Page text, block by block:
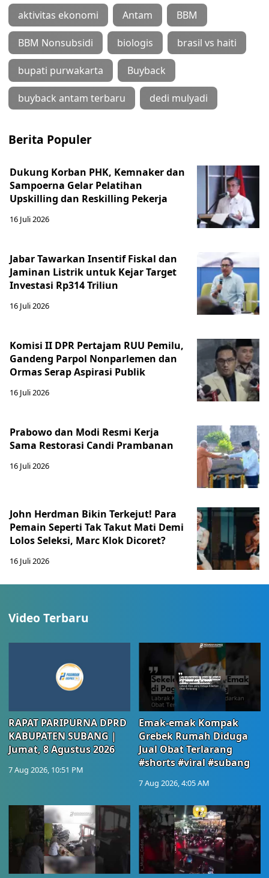
aktivitas ekonomi Antam BBM
BBM Nonsubsidi biologis brasil vs haiti
bupati purwakarta Buyback
buyback antam terbaru dedi mulyadi
Berita Populer
Dukung Korban PHK, Kemnaker dan
Sampoerna Gelar Pelatihan
Upskilling dan Reskilling Pekerja
16 Juli 2026
Jabar Tawarkan Insentif Fiskal dan
Jaminan Listrik untuk Kejar Target
Investasi Rp314 Triliun
16 Juli 2026
Komisi II DPR Pertajam RUU Pemilu,
Gandeng Parpol Nonparlemen dan
Ormas Serap Aspirasi Publik
16 Juli 2026
Prabowo dan Modi Resmi Kerja
Sama Restorasi Candi Prambanan
16 Juli 2026
John Herdman Bikin Terkejut! Para
Pemain Seperti Tak Takut Mati Demi
Lolos Seleksi, Marc Klok Dicoret?
16 Juli 2026
Video Terbaru
RAPAT PARIPURNA DPRD
KABUPATEN SUBANG |
Jumat, 8 Agustus 2026
7 Aug 2026, 10:51 PM
Emak-emak Kompak
Grebek Rumah Diduga
Jual Obat Terlarang
#shorts #viral #subang
7 Aug 2026, 4:05 AM